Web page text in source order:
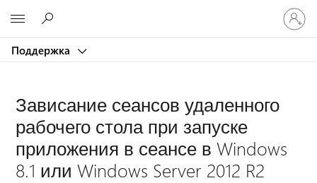
Поддержка
Зависание сеансов удаленного
рабочего стола при запуске
приложения в сеансе в Windows
8.1 или Windows Server 2012 R2